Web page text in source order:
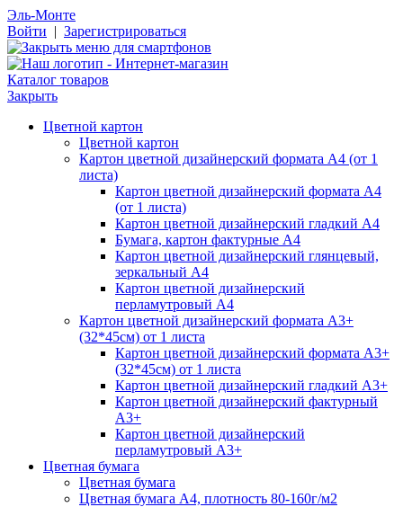
Эль-Монте
Войти | Зарегистрироваться
Каталог товаров
Закрыть
Цветной картон
Цветной картон
Картон цветной дизайнерский формата А4 (от 1
листа)
Картон цветной дизайнерский формата А4
(от 1 листа)
Картон цветной дизайнерский гладкий А4
Бумага, картон фактурные А4
Картон цветной дизайнерский глянцевый,
зеркальный А4
Картон цветной дизайнерский
перламутровый А4
Картон цветной дизайнерский формата А3+
(32*45см) от 1 листа
Картон цветной дизайнерский формата А3+
(32*45см) от 1 листа
Картон цветной дизайнерский гладкий А3+
Картон цветной дизайнерский фактурный
А3+
Картон цветной дизайнерский
перламутровый А3+
Цветная бумага
Цветная бумага
Цветная бумага А4, плотность 80-160г/м2